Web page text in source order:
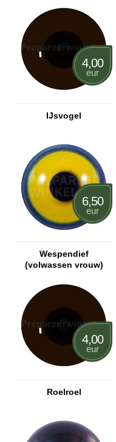
IJsvogel
4,00
eur
Wespendief
(volwassen vrouw)
6,50
eur
Roelroel
4,00
eur